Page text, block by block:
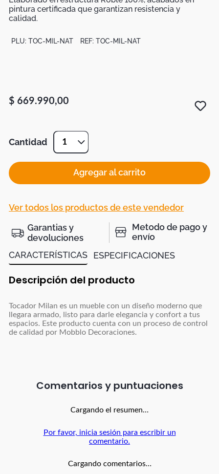
pintura certificada que garantizan resistencia y
calidad.
PLU: TOC-MIL-NAT REF: TOC-MIL-NAT
$ 669.990,00
Cantidad 1
Agregar al carrito
Ver todos los productos de este vendedor
Garantias y
devoluciones
Metodo de pago y
envío
CARACTERÍSTICAS
ESPECIFICACIONES
Descripción del producto
Tocador Milan es un mueble con un diseño moderno que
llegara armado, listo para darle elegancia y confort a tus
espacios. Este producto cuenta con un proceso de control
de calidad por Mobblo Decoraciones.
Comentarios
Cargando el resumen…
Por favor, inicia sesión para escribir un
comentario.
Cargando comentarios…
Dko